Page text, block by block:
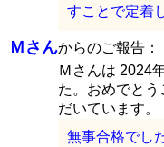
すことで定着
Ｍさんからのご報告：
Ｍさんは 2024
た。おめでと
だいています。
無事合格でし